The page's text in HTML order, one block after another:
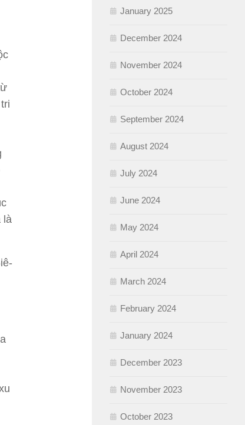
là
January 2025
December 2024
November 2024
October 2024
September 2024
August 2024
July 2024
June 2024
May 2024
April 2024
March 2024
February 2024
January 2024
December 2023
November 2023
October 2023